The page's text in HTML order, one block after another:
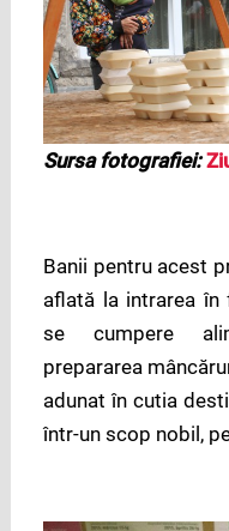
Sursa fotografiei:
Banii pentru acest
aflată la intrarea în
se cumpere
prepararea
adunat în cutia
într-un scop nobil,